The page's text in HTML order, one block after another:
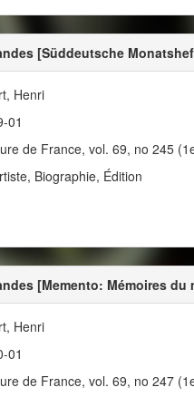
[Süddeutsche
Henri
01
de France, vol. 69, no 245
Biographie, Édition
[Memento: Mémoires
Henri
01
de France, vol. 69, no 247